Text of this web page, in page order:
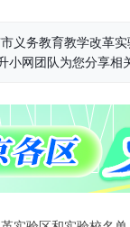
义务教育教学改革
小网团队为您分享相